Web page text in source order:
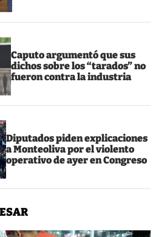
Caputo argumentó que sus
dichos sobre los “tarados” no
fueron contra la industria
Diputados piden explicaciones
a Monteoliva por el violento
operativo de ayer en Congreso